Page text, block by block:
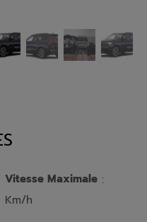
Vitesse Maximale :
Km/h